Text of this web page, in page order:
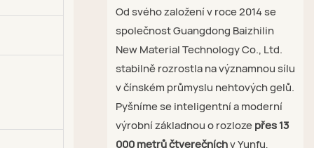
Od svého založení v roce 2014 se
společnost Guangdong Baizhilin
New Material Technology Co., Ltd.
stabilně rozrostla na významnou sílu
v čínském průmyslu nehtových gelů.
Pyšníme se inteligentní a moderní
výrobní základnou o rozlozepřes 13
000 metrů čtverečníchv Yunfu,